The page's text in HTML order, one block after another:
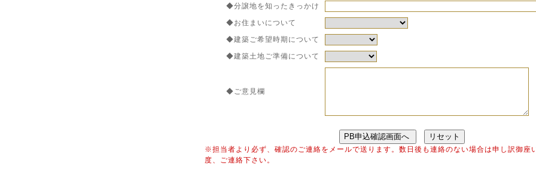
◆分譲地を知ったきっかけ
◆お住まいについて
◆建築ご希望時期について
◆建築土地ご準備について
◆ご意見欄
※担当者より必ず、確認のご連絡をメールで送ります。数日後も連絡のない場合は申し訳御座
度、ご連絡下さい。